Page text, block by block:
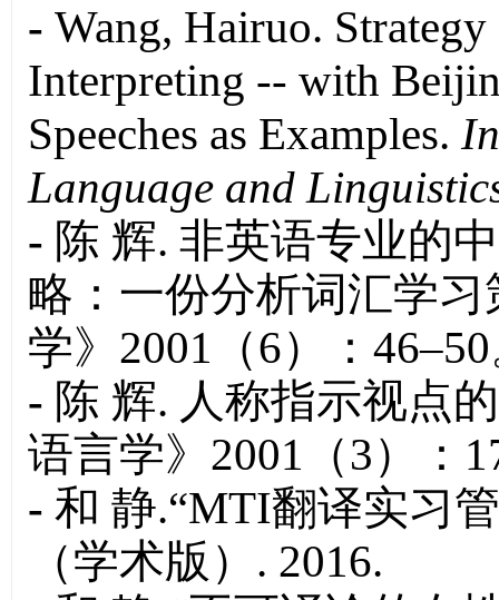
- Wang, Hairuo.
Interpreting -- with
Speeches as Examples.
Language and
- 陈 辉. 非英语专业的
略：一份分析词汇学
学》2001（6）：
- 陈 辉. 人称指示视点
语言学》2001（3）：
- 和 静.“MTI翻译实习
（学术版）. 2016.